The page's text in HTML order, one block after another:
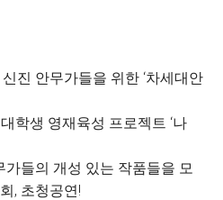
진 안무가들을 위한 ‘차세대안
학생 영재육성 프로젝트 ‘나
들의 개성 있는 작품들을 모
, 초청공연!